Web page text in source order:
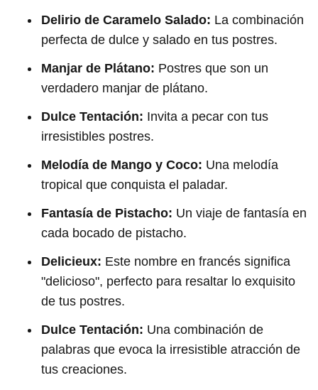
Delirio de Caramelo Salado: La combinación
perfecta de dulce y salado en tus postres.
Manjar de Plátano: Postres que son un
verdadero manjar de plátano.
Dulce Tentación: Invita a pecar con tus
irresistibles postres.
Melodía de Mango y Coco: Una melodía
tropical que conquista el paladar.
Fantasía de Pistacho: Un viaje de fantasía en
cada bocado de pistacho.
Delicieux: Este nombre en francés significa
"delicioso", perfecto para resaltar lo exquisito
de tus postres.
Dulce Tentación: Una combinación de
palabras que evoca la irresistible atracción de
tus creaciones.